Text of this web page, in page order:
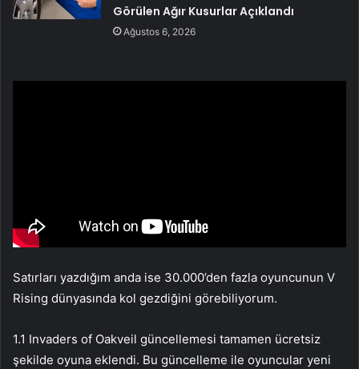
Görülen Ağır Kusurlar Açıklandı
Ağustos 6, 2026
Satırları yazdığım anda ise 30.000’den fazla oyuncunun V
Rising dünyasında kol gezdiğini görebiliyorum.
1.1 Invaders of Oakveil güncellemesi tamamen ücretsiz
şekilde oyuna eklendi. Bu güncelleme ile oyuncular yeni